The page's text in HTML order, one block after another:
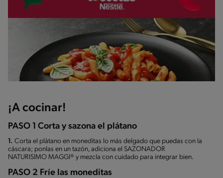
¡A cocinar!
PASO 1 Corta y sazona el plátano
1. Corta el plátano en moneditas lo más delgado que puedas con la
cáscara; ponlas en un tazón, adiciona el SAZONADOR
NATURISIMO MAGGI® y mezcla con cuidado para integrar bien.
PASO 2 Fríe las moneditas